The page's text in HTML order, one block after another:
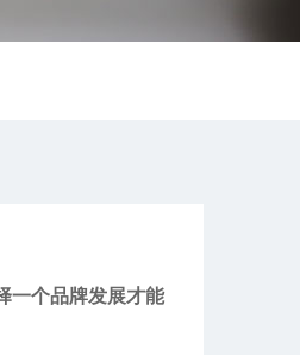
一个品牌发展才能